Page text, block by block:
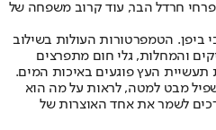
חרדל הבר, עוד קרוב משפחה של
ביפן. הטמפרטורות העולות בשילוב
והמחלות, גלי חום מתפרצים
תעשיית העץ פוגעים באיכות המים.
מבט למטה, לראות על מה הוא
לשמר את אחד האוצרות של